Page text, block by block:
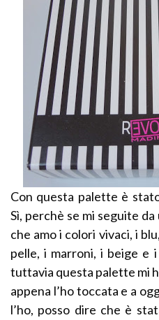
Con questa palette è
Sì, perchè se mi seguite
che amo i colori vivaci, i
pelle, i marroni, i beige e
tuttavia questa palette mi
appena l’ho toccata e a
l’ho, posso dire che è